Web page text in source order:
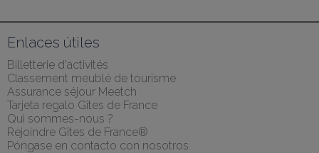
Enlaces útiles
Billetterie d'activités
Classement meublé de tourisme
Assurance séjour Meetch
Tarjeta regalo Gîtes de France
Qui sommes-nous ?
Rejoindre Gîtes de France®
Póngase en contacto con nosotros